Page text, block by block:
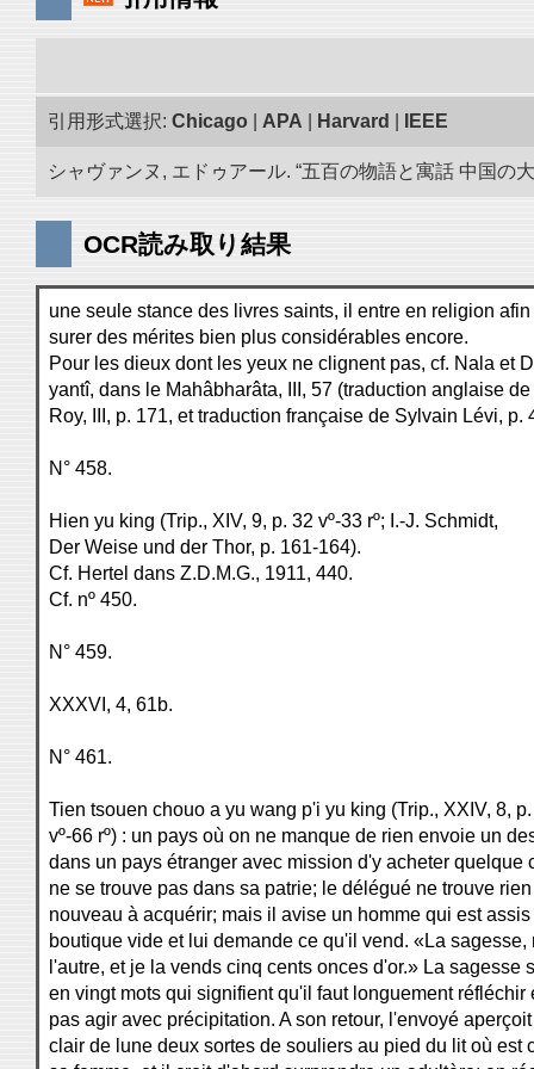
引用形式選択: Chicago APA Harvard IEEE
シャヴァンヌ, エドゥアール. “五百の物語と寓話 中国
OCR読み取り結果
une seule stance des livres saints, il entre en religion
surer des mérites bien plus considérables encore.
Pour les dieux dont les yeux ne clignent pas, cf. Nala et
yantî, dans le Mahâbharâta, III, 57 (traduction anglaise de
Roy, III, p. 171, et traduction française de Sylvain Lévi, p.
N° 458.
Hien yu king (Trip., XIV, 9, p. 32 vº-33 rº; I.-J. Schmidt,
Der Weise und der Thor, p. 161-164).
Cf. Hertel dans Z.D.M.G., 1911, 440.
Cf. nº 450.
N° 459.
XXXVI, 4, 61b.
N° 461.
Tien tsouen chouo a yu wang p'i yu king (Trip., XXIV, 8,
vº-66 rº) : un pays où on ne manque de rien envoie un
dans un pays étranger avec mission d'y acheter quelque
ne se trouve pas dans sa patrie; le délégué ne trouve
nouveau à acquérir; mais il avise un homme qui est
boutique vide et lui demande ce qu'il vend. «La sagesse,
l'autre, et je la vends cinq cents onces d'or.» La sagesse
en vingt mots qui signifient qu'il faut longuement réfléchir
pas agir avec précipitation. A son retour, l'envoyé
clair de lune deux sortes de souliers au pied du lit où est